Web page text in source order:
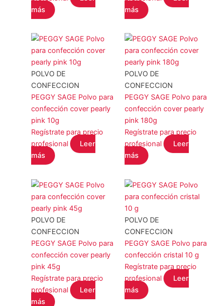
más
más
POLVO DE
CONFECCION
PEGGY SAGE Polvo para
confección cover pearly
pink 10g
Regístrate para precio
profesional
Leer
más
POLVO DE
CONFECCION
PEGGY SAGE Polvo para
confección cover pearly
pink 180g
Regístrate para precio
profesional
Leer
más
POLVO DE
CONFECCION
PEGGY SAGE Polvo para
confección cover pearly
pink 45g
Regístrate para precio
profesional
Leer
más
POLVO DE
CONFECCION
PEGGY SAGE Polvo para
confección cristal 10 g
Regístrate para precio
profesional
Leer
más